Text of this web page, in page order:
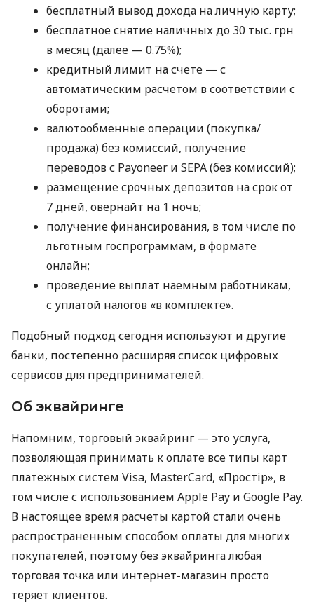
бесплатный вывод дохода на личную карту;
бесплатное снятие наличных до 30 тыс. грн
в месяц (далее — 0.75%);
кредитный лимит на счете — с
автоматическим расчетом в соответствии с
оборотами;
валютообменные операции (покупка/
продажа) без комиссий, получение
переводов с Payoneer и SEPA (без комиссий);
размещение срочных депозитов на срок от
7 дней, овернайт на 1 ночь;
получение финансирования, в том числе по
льготным госпрограммам, в формате
онлайн;
проведение выплат наемным работникам,
с уплатой налогов «в комплекте».
Подобный подход сегодня используют и другие
банки, постепенно расширяя список цифровых
сервисов для предпринимателей.
Об эквайринге
Напомним, торговый эквайринг — это услуга,
позволяющая принимать к оплате все типы карт
платежных систем Visa, MasterCard, «Простір», в
том числе с использованием Apple Pay и Google Pay.
В настоящее время расчеты картой стали очень
распространенным способом оплаты для многих
покупателей, поэтому без эквайринга любая
торговая точка или интернет-магазин просто
теряет клиентов.